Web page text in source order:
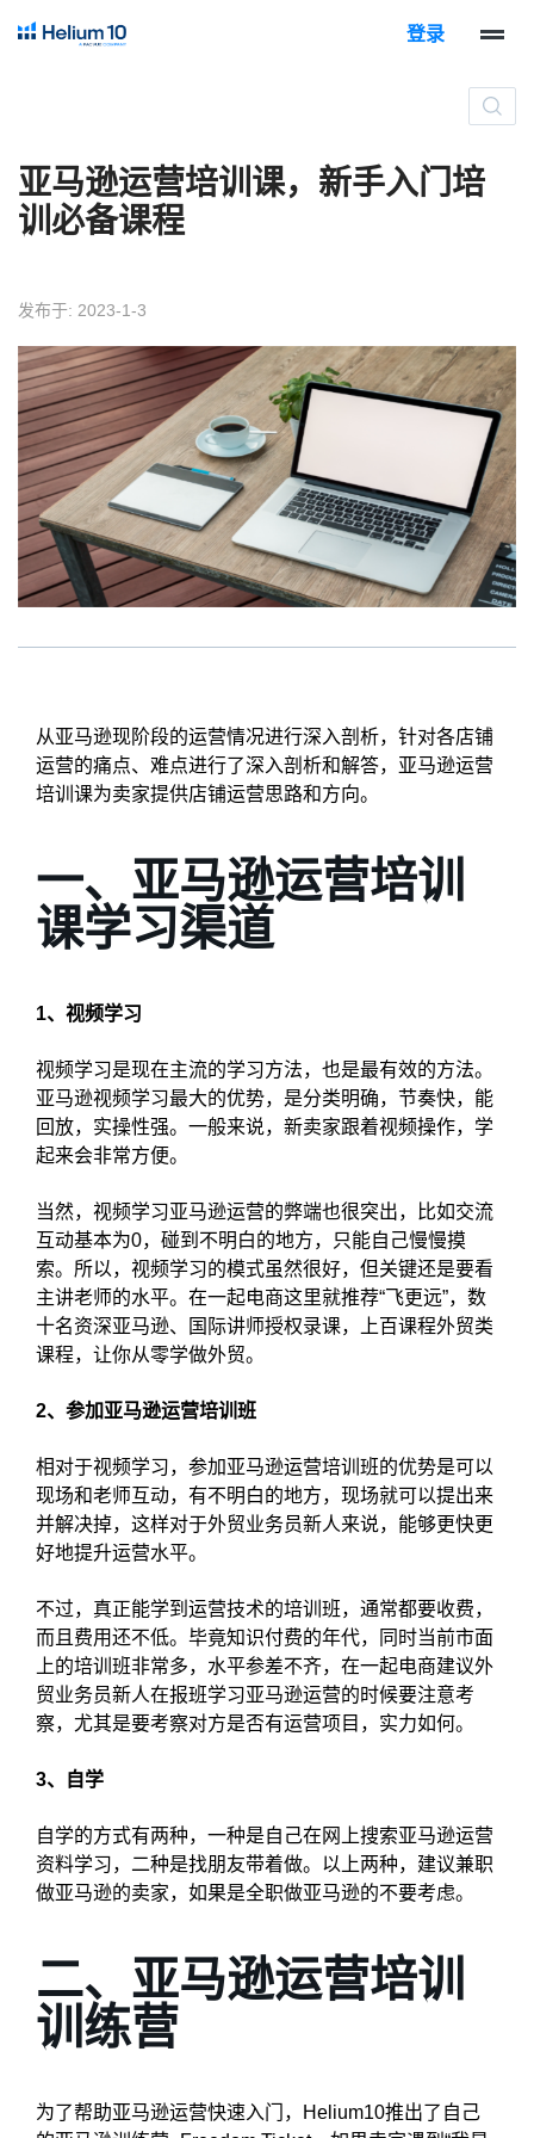
登录
亚马逊运营培训课，新手入门培
训必备课程
发布于: 2023-1-3
从亚马逊现阶段的运营情况进行深入剖析，针对各店铺
运营的痛点、难点进行了深入剖析和解答，亚马逊运营
培训课为卖家提供店铺运营思路和方向。
一、亚马逊运营培训
课学习渠道
1、视频学习
视频学习是现在主流的学习方法，也是最有效的方法。
亚马逊视频学习最大的优势，是分类明确，节奏快，能
回放，实操性强。一般来说，新卖家跟着视频操作，学
起来会非常方便。
当然，视频学习亚马逊运营的弊端也很突出，比如交流
互动基本为0，碰到不明白的地方，只能自己慢慢摸
索。所以，视频学习的模式虽然很好，但关键还是要看
主讲老师的水平。在一起电商这里就推荐“飞更远”，数
十名资深亚马逊、国际讲师授权录课，上百课程外贸类
课程，让你从零学做外贸。
2、参加亚马逊运营培训班
相对于视频学习，参加亚马逊运营培训班的优势是可以
现场和老师互动，有不明白的地方，现场就可以提出来
并解决掉，这样对于外贸业务员新人来说，能够更快更
好地提升运营水平。
不过，真正能学到运营技术的培训班，通常都要收费，
而且费用还不低。毕竟知识付费的年代，同时当前市面
上的培训班非常多，水平参差不齐，在一起电商建议外
贸业务员新人在报班学习亚马逊运营的时候要注意考
察，尤其是要考察对方是否有运营项目，实力如何。
3、自学
自学的方式有两种，一种是自己在网上搜索亚马逊运营
资料学习，二种是找朋友带着做。以上两种，建议兼职
做亚马逊的卖家，如果是全职做亚马逊的不要考虑。
二、亚马逊运营培训
训练营
为了帮助亚马逊运营快速入门，Helium10推出了自己